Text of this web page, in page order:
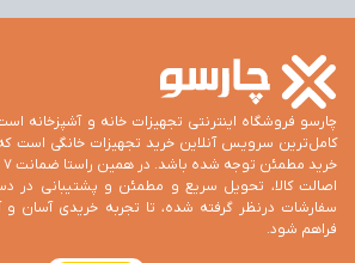
چارسو فروشگاه اینترنتی تجهیزات خانه و آشپزخانه
کامل‌ترین سرویس آنلاین خرید تجهیزات خانگی است
اصالت کالا، تحویل سریع و مطمئن و پشتیبانی در
سفارشات درنظر گرفته شده، تا تجربه خریدی آسان و
فراهم شود.